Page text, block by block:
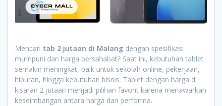
Mencari tab 2 jutaan di Malang dengan spesifikasi
mumpuni dan harga bersahabat? Saat ini, kebutuhan tablet
semakin meningkat, baik untuk sekolah online, pekerjaan,
hiburan, hingga kebutuhan bisnis. Tablet dengan harga di
kisaran 2 jutaan menjadi pilihan favorit karena menawarkan
keseimbangan antara harga dan performa.